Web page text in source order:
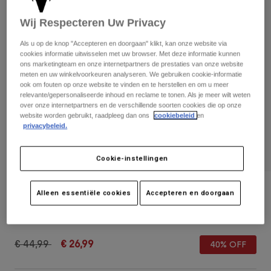
Broeken
Korte broeken
Jassen
Handschoenen
Beschermingen
Brillen
Sokken
Handschoenen
Jassen
Protections
Brillen
Tassen & Accessoires
Overhemden
Alles bekijken
Women
T-Shirts & Tops
Leggings & Broeken
Shirts
Alles bekijken
Beschermers
Brillen
Socks
Alles bekijken
Moto
Helmen
Pants
Gloves
Fox Shadow Snapback Hat
Price reduced from
€ 44,99to€ 26,99 40% OFF
Wij Respecteren Uw Privacy
Als u op de knop "Accepteren en doorgaan" klikt, kan onze website via
cookies informatie uitwisselen met uw browser. Met deze informatie kunnen
ons marketingteam en onze internetpartners de prestaties van onze website
meten en uw winkelvoorkeuren analyseren. We gebruiken cookie-informatie
ook om fouten op onze website te vinden en te herstellen en om u meer
relevante/gepersonaliseerde inhoud en reclame te tonen. Als je meer wilt weten
over onze internetpartners en de verschillende soorten cookies die op onze
website worden gebruikt, raadpleeg dan ons
cookiebeleid en
privacybeleid.
Cookie-instellingen
Alleen essentiële cookies Accepteren en doorgaan